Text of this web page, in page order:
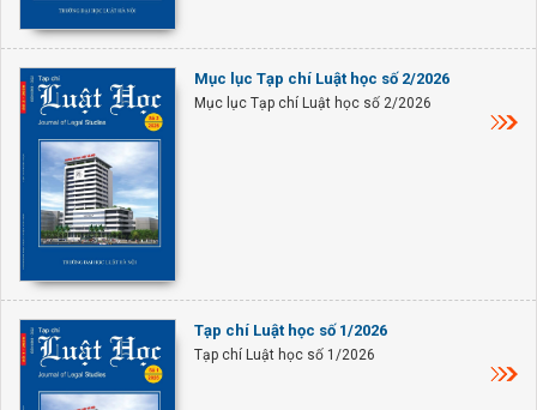
Mục lục Tạp chí Luật học số 2/2026
Mục lục Tạp chí Luật học số 2/2026
Tạp chí Luật học số 1/2026
Tạp chí Luật học số 1/2026